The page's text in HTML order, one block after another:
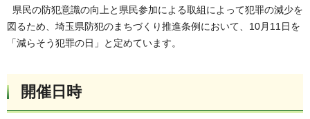
県民の防犯意識の向上と県民参加による取組によって犯罪の減少を
図るため、埼玉県防犯のまちづくり推進条例において、10月11日を
「減らそう犯罪の日」と定めています。
開催日時